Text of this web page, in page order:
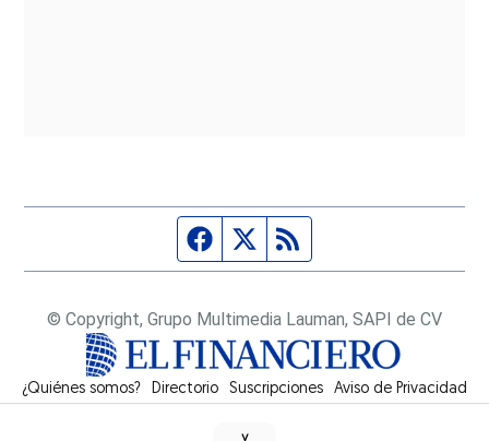
Página de Facebook
Fuente Twitter
© Copyright, Grupo Multimedia Lauman, SAPI de CV
¿Quiénes somos? Directorio Suscripciones Opens in new window
Aviso de Privacidad